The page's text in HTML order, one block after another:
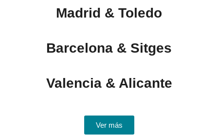
Madrid & Toledo
Barcelona & Sitges
Valencia & Alicante
Ver más